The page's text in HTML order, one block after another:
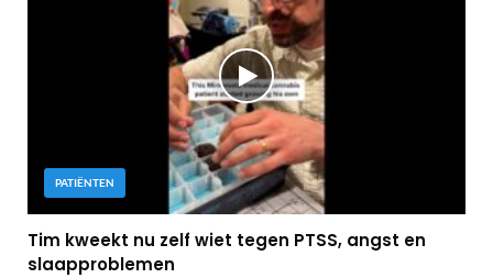
PATIËNTEN
Tim kweekt nu zelf wiet tegen PTSS, angst en
slaapproblemen